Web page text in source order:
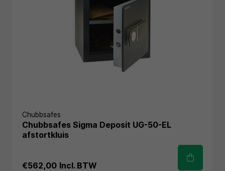
Chubbsafes
Chubbsafes Sigma Deposit UG-50-EL
afstortkluis
€562,00 Incl. BTW